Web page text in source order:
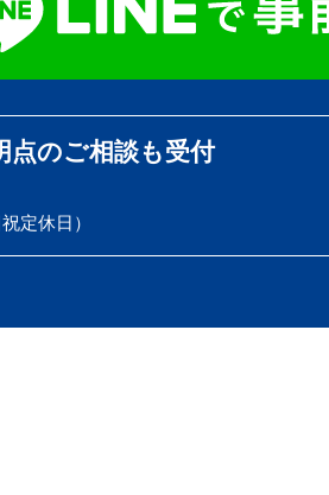
点のご相談も受付
定休日）